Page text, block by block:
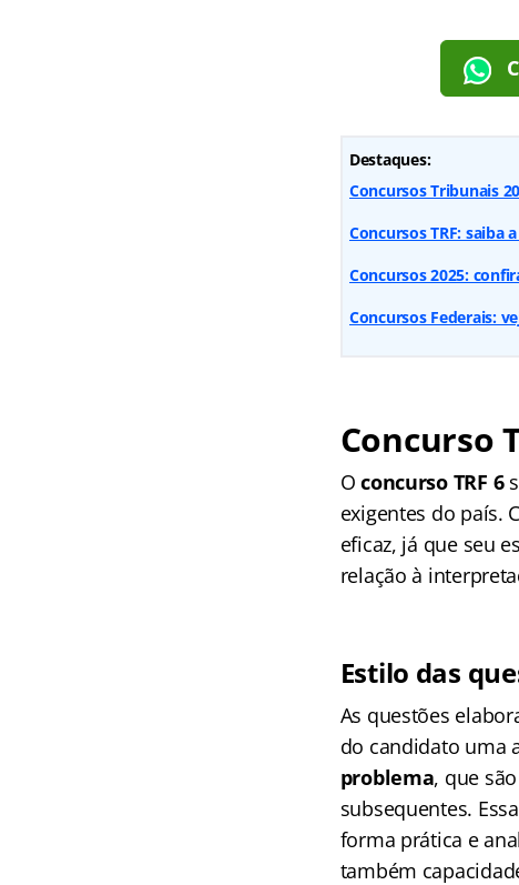
Destaques:
Concursos Tribunais
Concursos TRF: saiba
Concursos 2025:
Concursos Federais:
Concurso
Oconcurso TRF 6
exigentes do país.
eficaz, já que seu
relação à
Estilo das
As questões
do candidato uma
problema, que
subsequentes.
forma prática e
também